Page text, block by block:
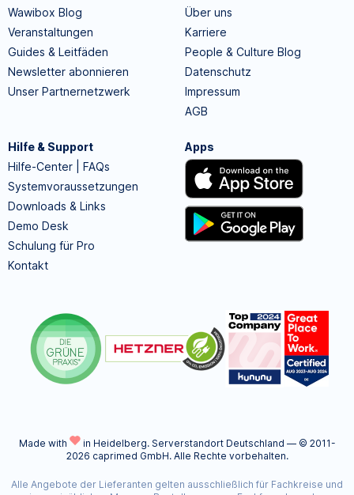
Wawibox Blog
Veranstaltungen
Guides & Leitfäden
Newsletter abonnieren
Unser Partnernetzwerk
Über uns
Karriere
People & Culture Blog
Datenschutz
Impressum
AGB
Hilfe & Support
Hilfe-Center | FAQs
Systemvoraussetzungen
Downloads & Links
Demo Desk
Schulung für Pro
Kontakt
Apps
Made with in Heidelberg. Serverstandort Deutschland — © 2011-
2026 caprimed GmbH. Alle Rechte vorbehalten.
Alle Angebote der Lieferanten gelten ausschließlich für Fachkreise und